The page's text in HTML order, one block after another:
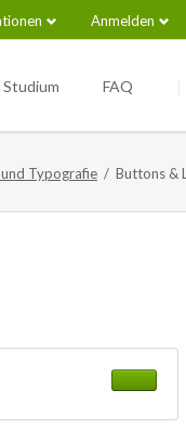
Anmelden
(M.Sc.)
Studium FAQ
Typografie Buttons &